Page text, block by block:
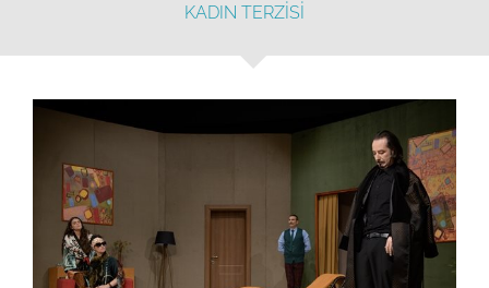
KADIN TERZİSİ